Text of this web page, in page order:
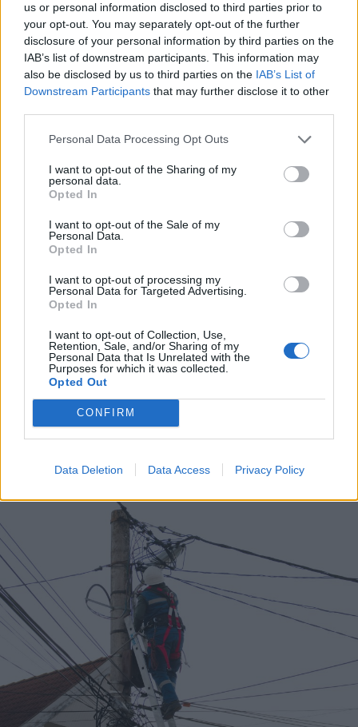
us or personal information disclosed to third parties prior to
your opt-out. You may separately opt-out of the further
disclosure of your personal information by third parties on the
IAB’s list of downstream participants. This information may
also be disclosed by us to third parties on the IAB’s List of
Downstream Participants that may further disclose it to other
Personal Data Processing Opt Outs
I want to opt-out of the Sharing of my
personal data.
Opted In
I want to opt-out of the Sale of my
Personal Data.
Opted In
I want to opt-out of processing my
Personal Data for Targeted Advertising.
Opted In
I want to opt-out of Collection, Use,
Retention, Sale, and/or Sharing of my
Personal Data that Is Unrelated with the
Purposes for which it was collected.
Opted Out
CONFIRM
Data Deletion Data Access Privacy Policy
2026. augusztus 08., szombat
Nicușor Dan visszaszólt az euró
bevezetése ellen ágáló, de a
számláin több százezer eurót tartó
Georgescunak
2026. augusztus 07., péntek
Meddig használható még a régi
személyi?